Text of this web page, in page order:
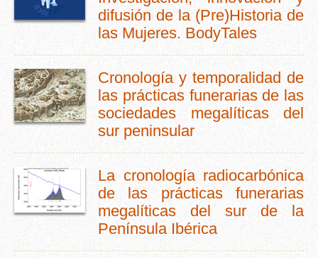
difusión de la (Pre)Historia de
las Mujeres. BodyTales
Cronología y temporalidad de
las prácticas funerarias de las
sociedades megalíticas del
sur peninsular
La cronología radiocarbónica
de las prácticas funerarias
megalíticas del sur de la
Península Ibérica